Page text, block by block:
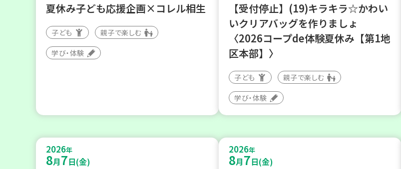
夏休み子ども応援企画×コレル相生
子ども 親子で楽しむ
学び・体験
【受付停止】(19)キラキラ☆かわい
いクリアバッグを作りましょ
〈2026コープde体験夏休み【第1地
区本部】〉
子ども 親子で楽しむ
学び・体験
2026年
8月7日(金)
2026年
8月7日(金)